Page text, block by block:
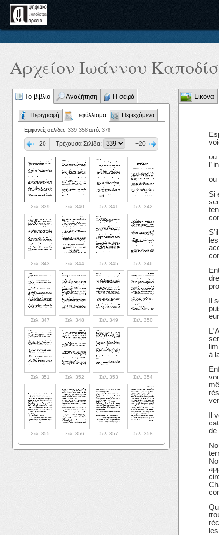
Αρχείον Ιωάννου
Το βιβλίο Αναζήτηση Η σειρά
Περιγραφή Ξεφύλλισμα Περιεχόμενα
Εμφανείς σελίδες: 339-358 από: 378
-20 Τρέχουσα Σελίδα: +20
Σελ. 339 Σελ. 340 Σελ. 341 Σελ. 342
Σελ. 343 Σελ. 344 Σελ. 345 Σελ. 346
Σελ. 347 Σελ. 348 Σελ. 349 Σελ. 350
Σελ. 351 Σελ. 352 Σελ. 353 Σελ. 354
Σελ. 355 Σελ. 356 Σελ. 357 Σελ. 358
Εικόνα
ou
l’
ou
Si
Il
à
Il
de